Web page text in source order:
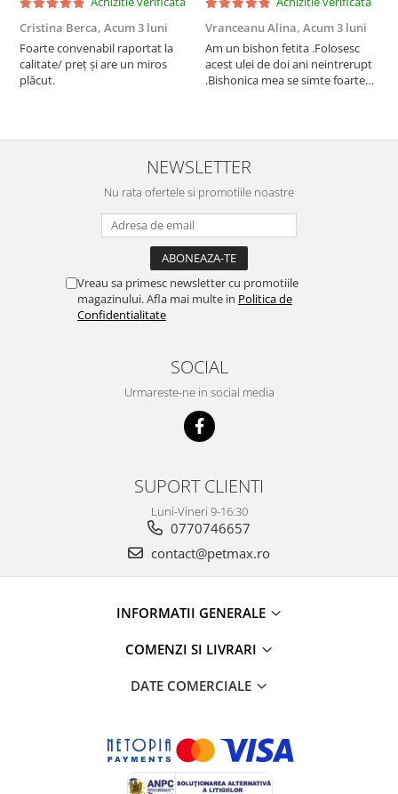
Cristina Berca, Acum 3 luni
Foarte convenabil raportat la
calitate/ preț și are un miros
plăcut.
Vranceanu Alina, Acum 3 luni
Am un bishon fetita .Folosesc
acest ulei de doi ani neintrerupt
.Bishonica mea se simte foarte
recomand cu mult drag !
NEWSLETTER
Nu rata ofertele si promotiile noastre
Vreau sa primesc newsletter cu promotiile
magazinului. Afla mai multe in Politica de
Confidentialitate
SOCIAL
Urmareste-ne in social media
SUPORT CLIENTI
Luni-Vineri 9-16:30
0770746657
contact@petmax.ro
INFORMATII GENERALE
COMENZI SI LIVRARI
DATE COMERCIALE